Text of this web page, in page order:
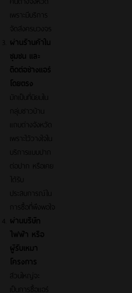
เพราะมีบริการ
จัดส่งครบวงจร
ผ่านร้านค้าใน
ชุมชน และ
ติดต่อช่างแอร์
โดยตรง
มักเป็นที่นิยมใน
กลุ่มชาวบ้าน
แถบต่างจังหวัด
เพราะไว้วางใจใน
บริการแบบปาก
ต่อปาก หรือเคย
ได้รับ
ประสบการณ์ใน
การซื้อที่พึงพอใจ
ผ่านบริษัท
ไฟฟ้า หรือ
ผู้รับเหมา
โครงการ
ส่วนใหญ่จะ
เป็นการซื้อแอร์